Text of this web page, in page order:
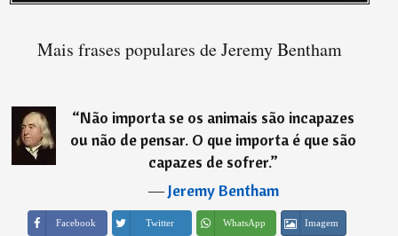
Mais frases populares de Jeremy Bentham
“Não importa se os animais são incapazes
ou não de pensar. O que importa é que são
capazes de sofrer.”
―Jeremy Bentham
Facebook Twitter WhatsApp Imagem